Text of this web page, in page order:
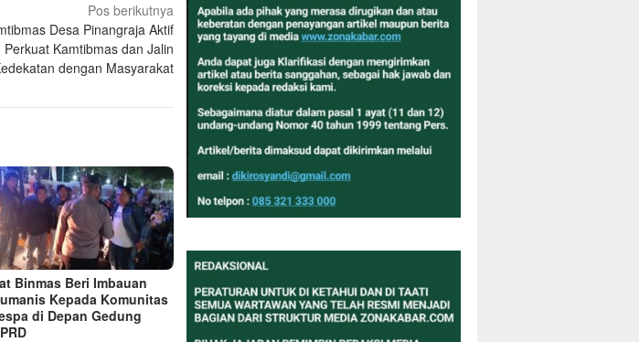
Pos berikutnya
Desa Pinangraja Aktif
Kamtibmas dan Jalin
dengan Masyarakat
Binmas Beri Imbauan
Kepada Komunitas
di Depan Gedung